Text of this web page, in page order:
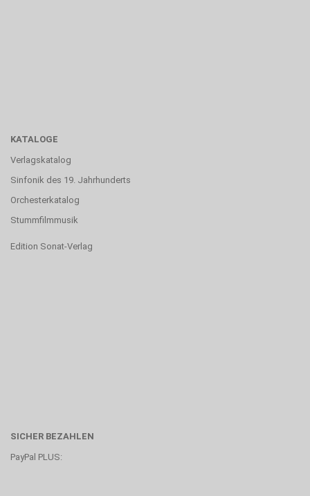
KATALOGE
Verlagskatalog
Sinfonik des 19. Jahrhunderts
Orchesterkatalog
Stummfilmmusik
Edition Sonat-Verlag
SICHER BEZAHLEN
PayPal PLUS: